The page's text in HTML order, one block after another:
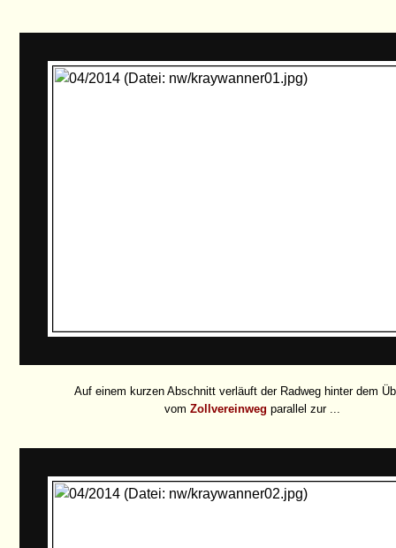
Auf einem kurzen Abschnitt verläuft der Radweg hinter dem
vom Zollvereinweg parallel zur ...